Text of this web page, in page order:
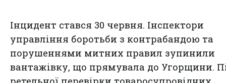
Інцидент стався 30 червня. Інспектори
управління боротьби з контрабандою та
порушеннями митних правил зупинили
вантажівку, що прямувала до Угорщини.